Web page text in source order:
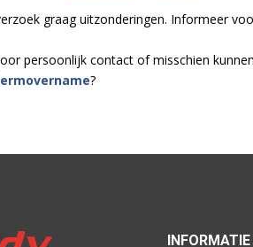
graag uitzonderingen. Informeer
persoonlijk contact of misschien
?
INFORMATIE